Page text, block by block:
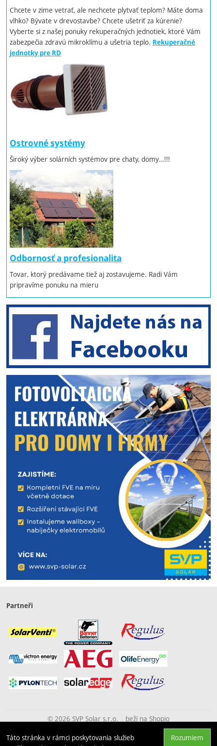
Táto stránka v rámci poskytovania služieb
Rozumiem
Chcete v zime vetrať, ale nechcete plytvať teplom? Máte doma
vlhko? Bývate v drevostavbe? Chcete ušetriť za kúrenie?
Vyberte si z našej ponuky rekuperačných jednotiek, ktoré Vám
zabezpečia zdravú mikroklímu a ušetria teplo. Rekuperačné
jednotky pre RD
Ostrovné systémy
Široký výber solárních systémov pre chaty, domy…!!!
Odbornosť a profesionalita
Tovar, ktorý predávame tiež aj zostavujeme. Radi Vám
pripravíme ponuku na mieru
Partneři
© 2026 SVP Solar s.r.o. beží na Shopio